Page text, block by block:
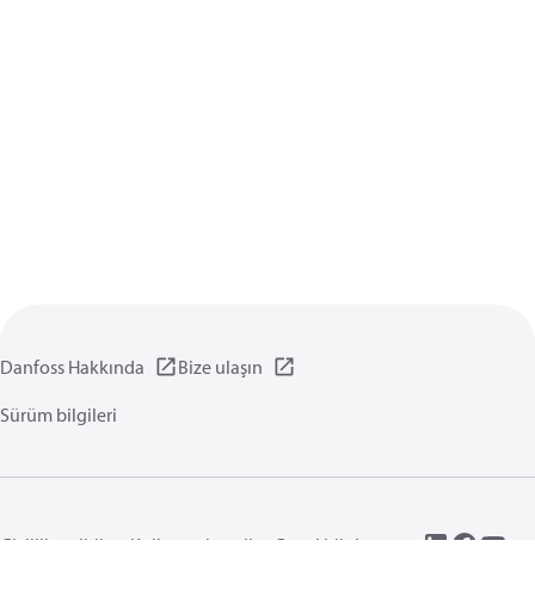
Danfoss Hakkında
Bize ulaşın
Sürüm bilgileri
Gizlilik politikası Kullanım koşulları
Genel bilgi